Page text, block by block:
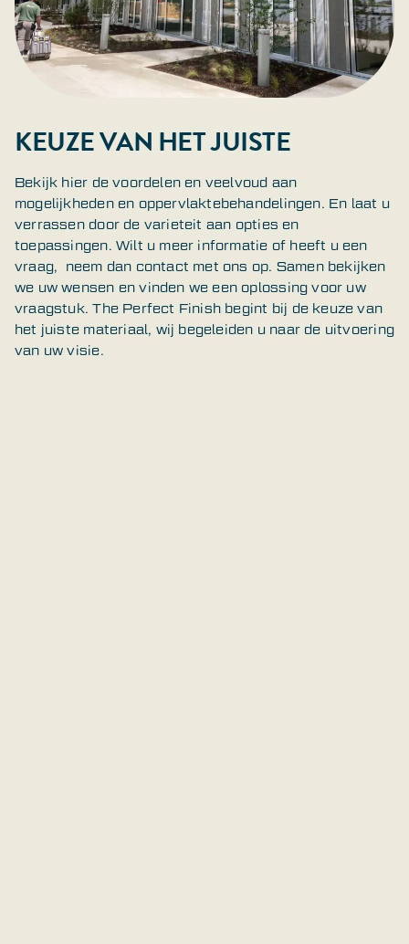
KEUZE VAN HET JUISTE
Bekijk hier de voordelen en veelvoud aan
mogelijkheden en oppervlaktebehandelingen. En laat u
verrassen door de varieteit aan opties en
toepassingen. Wilt u meer informatie of heeft u een
vraag, neem dan contact met ons op. Samen bekijken
we uw wensen en vinden we een oplossing voor uw
vraagstuk. The Perfect Finish begint bij de keuze van
het juiste materiaal, wij begeleiden u naar de uitvoering
van uw visie.